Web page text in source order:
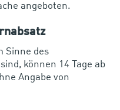
angeboten.
Sinne des
können 14 Tage ab
Angabe von